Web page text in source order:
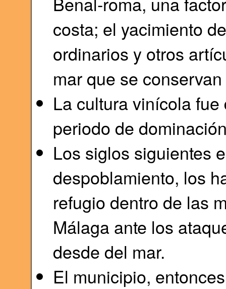
costa; el yacimiento
ordinarios y otros
mar que se
La cultura vinícola
periodo de
Los siglos siguientes
despoblamiento, los
refugio dentro de las
Málaga ante los
desde del mar.
El municipio,